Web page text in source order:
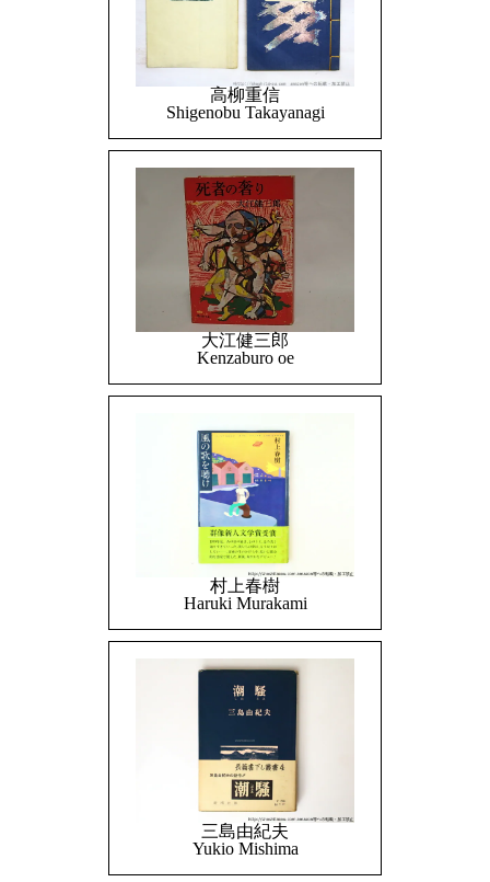
高柳重信
Shigenobu Takayanagi
大江健三郎
Kenzaburo oe
村上春樹
Haruki Murakami
三島由紀夫
Yukio Mishima